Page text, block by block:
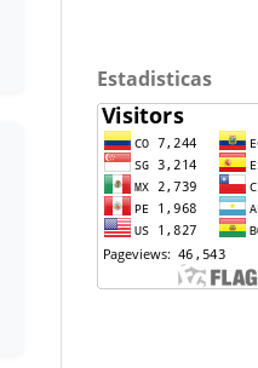
Estadisticas